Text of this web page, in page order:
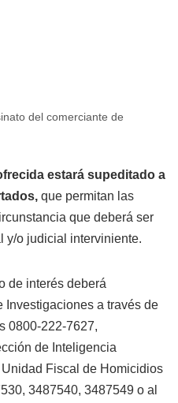
del comerciante de
estará supeditado a
que permitan las
que deberá ser
y/o judicial interviniente.
de interés deberá
a través de
0800-222-7627,
de Inteligencia
Fiscal de Homicidios
3487540, 3487549 o al